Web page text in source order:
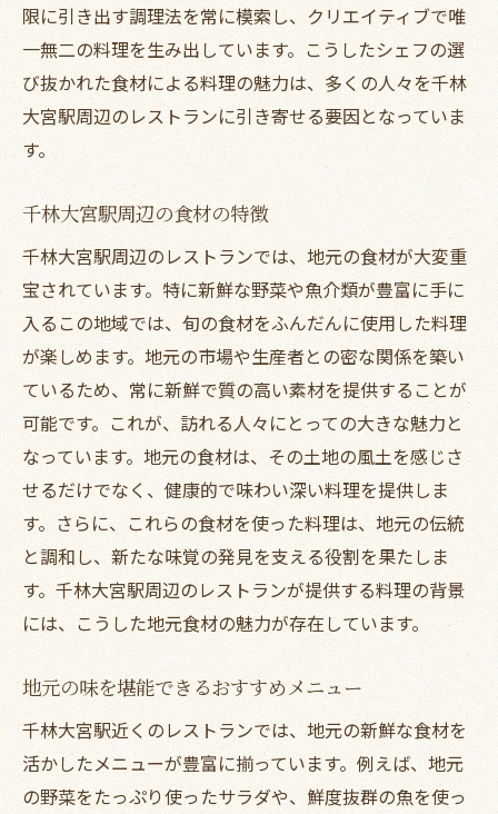
限に引き出す調理法を常に模索し、クリエイティブで唯
一無二の料理を生み出しています。こうしたシェフの選
び抜かれた食材による料理の魅力は、多くの人々を千林
大宮駅周辺のレストランに引き寄せる要因となっていま
す。
千林大宮駅周辺の食材の特徴
千林大宮駅周辺のレストランでは、地元の食材が大変重
宝されています。特に新鮮な野菜や魚介類が豊富に手に
入るこの地域では、旬の食材をふんだんに使用した料理
が楽しめます。地元の市場や生産者との密な関係を築い
ているため、常に新鮮で質の高い素材を提供することが
可能です。これが、訪れる人々にとっての大きな魅力と
なっています。地元の食材は、その土地の風土を感じさ
せるだけでなく、健康的で味わい深い料理を提供しま
す。さらに、これらの食材を使った料理は、地元の伝統
と調和し、新たな味覚の発見を支える役割を果たしま
す。千林大宮駅周辺のレストランが提供する料理の背景
には、こうした地元食材の魅力が存在しています。
地元の味を堪能できるおすすめメニュー
千林大宮駅近くのレストランでは、地元の新鮮な食材を
活かしたメニューが豊富に揃っています。例えば、地元
の野菜をたっぷり使ったサラダや、鮮度抜群の魚を使っ